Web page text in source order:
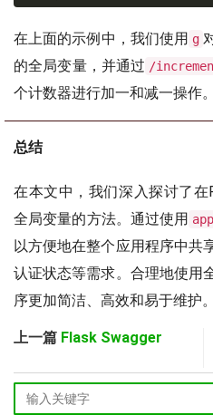
在上面的示例中，我们使用 g
的全局变量，并通过 /
个计数器进行加一和减一操作。
总结
在本文中，我们深入探讨了
全局变量的方法。通过使用
以方便地在整个应用程序中共
认证状态等需求。合理地使用
序更加简洁、高效和易于维护。
上一篇 Flask Swagger